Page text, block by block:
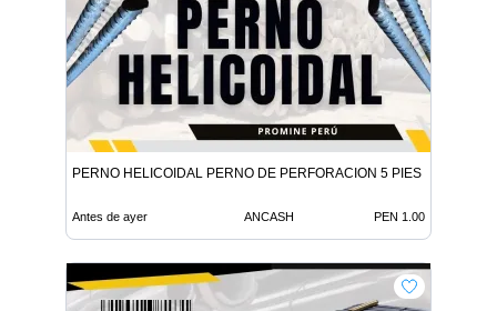
PERNO HELICOIDAL PERNO DE PERFORACION 5 PIES
Antes de ayer ANCASH PEN 1.00